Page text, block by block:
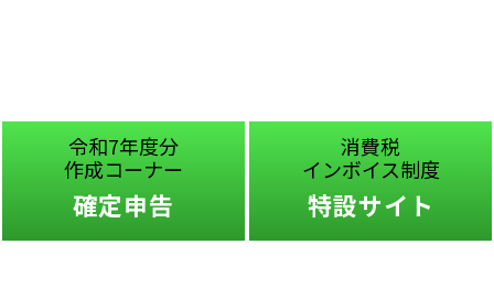
令和7年度分
作成コーナー
確定申告
消費税
インボイス制度
特設サイト